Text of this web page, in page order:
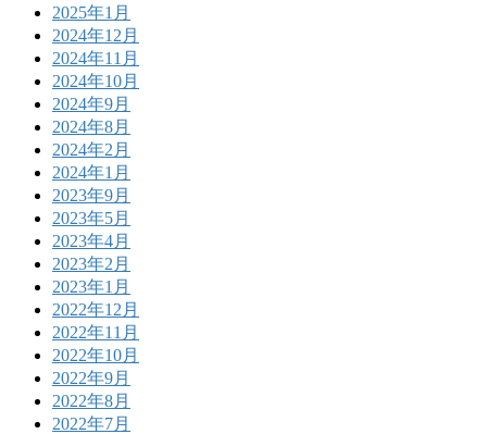
2025年1月
2024年12月
2024年11月
2024年10月
2024年9月
2024年8月
2024年2月
2024年1月
2023年9月
2023年5月
2023年4月
2023年2月
2023年1月
2022年12月
2022年11月
2022年10月
2022年9月
2022年8月
2022年7月